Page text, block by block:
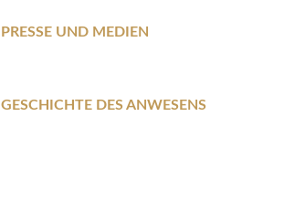
PRESSE UND MEDIEN
GESCHICHTE DES ANWESENS